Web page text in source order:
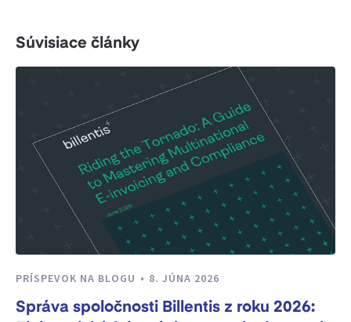
Súvisiace články
PRÍSPEVOK NA BLOGU 8. JÚNA 2026
Správa spoločnosti Billentis z roku 2026: